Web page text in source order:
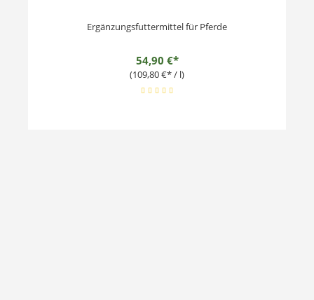
Ergänzungsfuttermittel für Pferde
54,90 €*
(109,80 €* / l)